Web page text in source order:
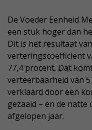
De Voeder Eenheid
een stuk hoger dan
Dit is het resultaat
verteringscoëfficiënt
77,4 procent. Dat
verteerbaarheid van
verklaard door een
gezaaid – en de
afgelopen jaar.